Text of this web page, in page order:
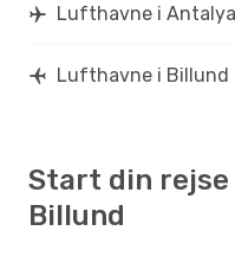
Lufthavne i Antalya
Lufthavne i Billund
Start din
Billund